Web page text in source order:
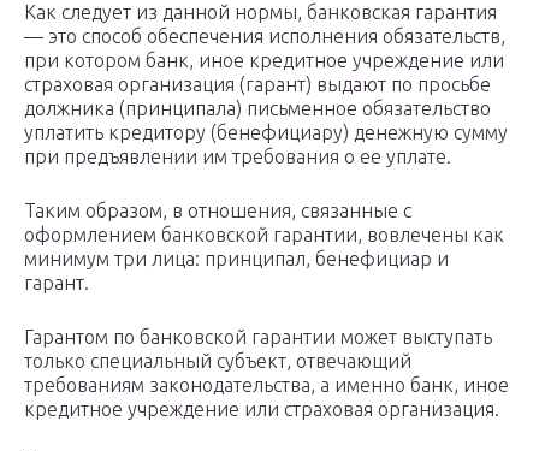
Как следует из данной нормы, банковская гарантия
— это способ обеспечения исполнения обязательств,
при котором банк, иное кредитное учреждение или
страховая организация (гарант) выдают по просьбе
должника (принципала) письменное обязательство
уплатить кредитору (бенефициару) денежную сумму
при предъявлении им требования о ее уплате.
Таким образом, в отношения, связанные с
оформлением банковской гарантии, вовлечены как
минимум три лица: принципал, бенефициар и
гарант.
Гарантом по банковской гарантии может выступать
только специальный субъект, отвечающий
требованиям законодательства, а именно банк, иное
кредитное учреждение или страховая организация.